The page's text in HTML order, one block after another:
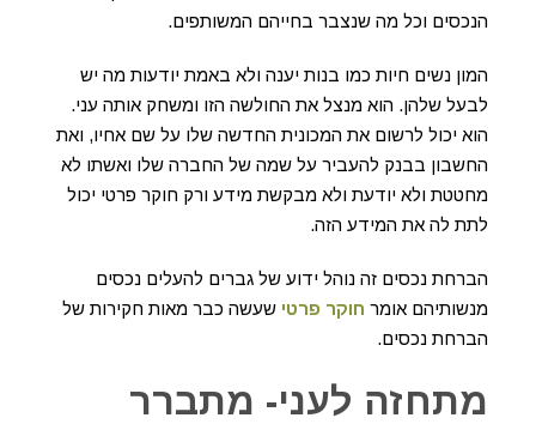
הנכסים וכל מה שנצבר בחייהם המשותפים.
המון נשים חיות כמו בנות יענה ולא באמת יודעות מה יש
לבעל שלהן. הוא מנצל את החולשה הזו ומשחק אותה עני.
הוא יכול לרשום את המכונית החדשה שלו על שם אחיו, ואת
החשבון בבנק להעביר על שמה של החברה שלו ואשתו לא
מחטטת ולא יודעת ולא מבקשת מידע ורק חוקר פרטי יכול
לתת לה את המידע הזה.
הברחת נכסים זה נוהל ידוע של גברים להעלים נכסים
מנשותיהם אומר חוקר פרטי שעשה כבר מאות חקירות של
הברחת נכסים.
מתחזה לעני- מתברר